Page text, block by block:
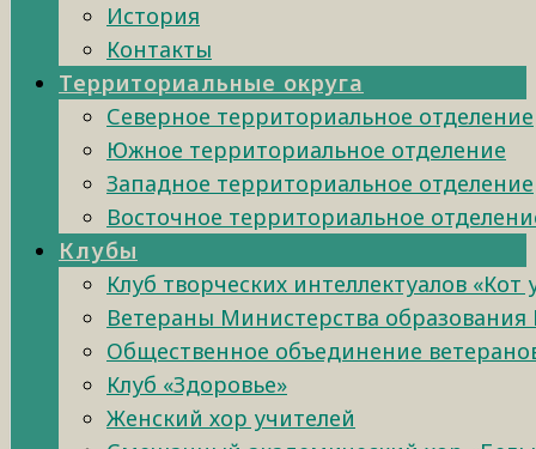
История
Контакты
Территориальные округа
Северное территориальное отделение
Южное территориальное отделение
Западное территориальное отделение
Восточное территориальное
Клубы
Клуб творческих интеллектуалов «Кот
Ветераны Министерства образования
Общественное объединение
Клуб «Здоровье»
Женский хор учителей